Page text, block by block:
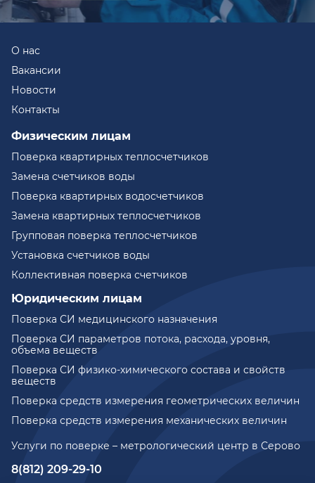
Услуги по поверке – метрологический центр в Серово
8(812) 209-29-10
О нас
Вакансии
Новости
Контакты
Физическим лицам
Поверка квартирных теплосчетчиков
Замена счетчиков воды
Поверка квартирных водосчетчиков
Замена квартирных теплосчетчиков
Групповая поверка теплосчетчиков
Установка счетчиков воды
Коллективная поверка счетчиков
Юридическим лицам
Поверка СИ медицинского назначения
Поверка СИ параметров потока, расхода, уровня,
объема веществ
Поверка СИ физико-химического состава и свойств
веществ
Поверка средств измерения геометрических величин
Поверка средств измерения механических величин